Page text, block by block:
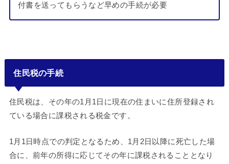
付書を送ってもらうなど早めの手続が必要
住民税の手続
住民税は、その年の1月1日に現在の住まいに住所登録され
ている場合に課税される税金です。
1月1日時点での判定となるため、1月2日以降に死亡した場
合に、前年の所得に応じてその年に課税されることとなり